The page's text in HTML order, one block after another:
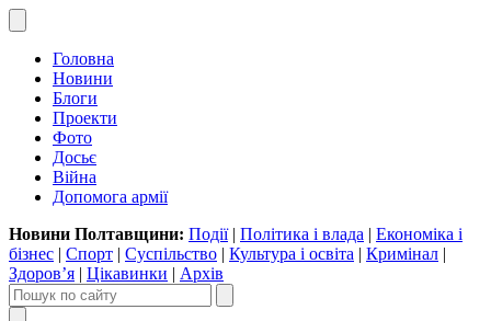
Головна
Новини
Блоги
Проекти
Фото
Досьє
Війна
Допомога армії
Новини Полтавщини: Події| Політика і влада | Економіка і
бізнес | Спорт | Суспільство | Культура і освіта | Кримінал |
Здоров’я | Цікавинки | Архів